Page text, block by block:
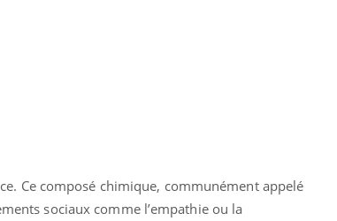
Ce composé chimique, communément appelé
sociaux comme l’empathie ou la